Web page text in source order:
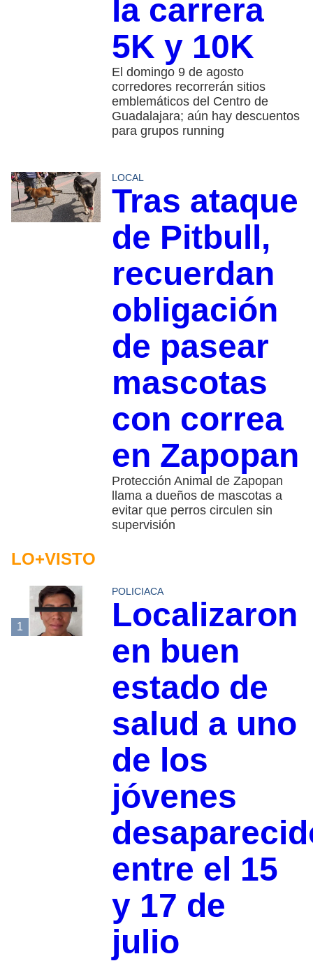
la carrera
5K y 10K
El domingo 9 de agosto
corredores recorrerán sitios
emblemáticos del Centro de
Guadalajara; aún hay descuentos
para grupos running
LOCAL
Tras ataque
de Pitbull,
recuerdan
obligación
de pasear
mascotas
con correa
en Zapopan
Protección Animal de Zapopan
llama a dueños de mascotas a
evitar que perros circulen sin
supervisión
LO+VISTO
1
POLICIACA
Localizaron
en buen
estado de
salud a uno
de los
jóvenes
entre el 15
y 17 de
julio